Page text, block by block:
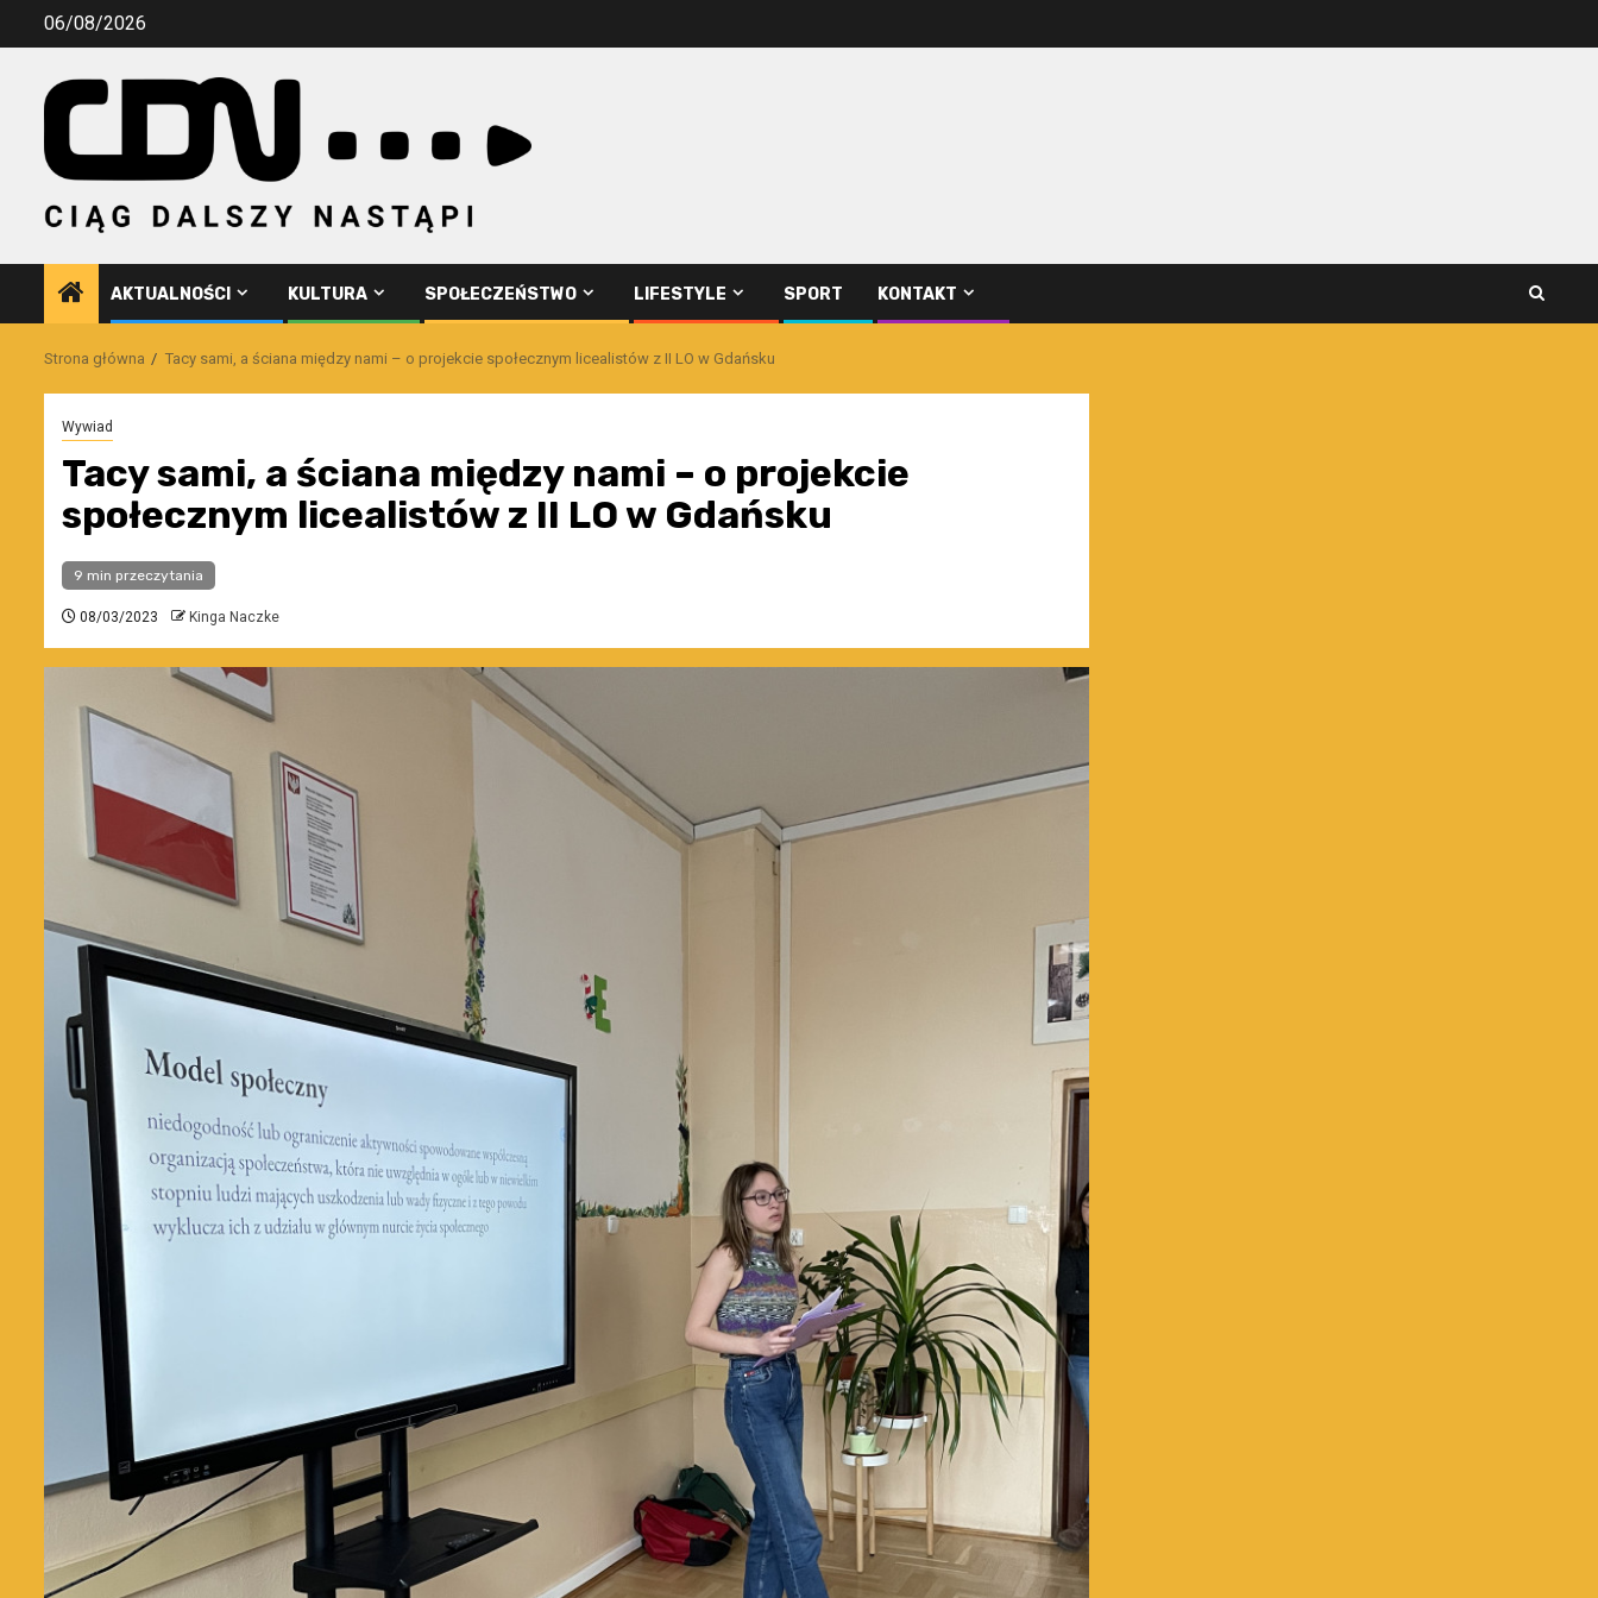
Przejdź06/08/2026
AKTUALNOŚCI KULTURA SPOŁECZEŃSTWO LIFESTYLE SPORT KONTAKT
Strona główna Tacy sami, a ściana między nami – o projekcie społecznym licealistów z II LO w Gdańsku
Wywiad
Tacy sami, a ściana między nami – o projekcie
społecznym licealistów z II LO w Gdańsku
9 min przeczytania
08/03/2023 Kinga Naczke